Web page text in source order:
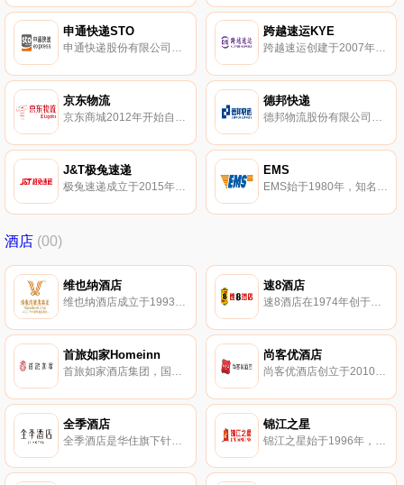
申通快递STO
申通快递股份有限公司，快递十大品牌，创于1993年。申通快递以提供传统快递服务为主，为国内大型C2C、B2C企业提供物流配送、第三方物流和仓储、代收货款、贵重物品通道等服务。
跨越速运KYE
跨越速运创建于2007年，简称KYE，专注“限时速运”的5A级大型现代化综合速运企业。跨越速运较早推出了当天达、次日达、隔日达服务三大时效产品，采用全直营模式，运力网络覆盖全国。
京东物流
京东商城2012年开始自营的快递，拥有多种物流配送模式，以其发货速度快而著称。京东物流拥有中小件、大件、冷藏冷冻仓配一体化物流设施，服务产品主要包括仓配服务、快递快运服务、大件服务、冷链服务、跨境服务等。
德邦快递
德邦物流股份有限公司，始于1996年，主营国内公路零担运输业务和空运代理。德邦物流可为客户提供代收货款、签单返回、保价运输、安全包装等增值服务。
J&T极兔速递
极兔速递成立于2015年，国内知名的科技创新型互联网快递服务供应商。极兔速递专注于为客户创造极致的快递和物流体验，业务涉及快递、快运、仓储及供应链等多元化领域。
EMS
EMS始于1980年，知名特快专递品牌，隶属中国邮政集团。邮政EMS主打国内及国际速递、合同物流、快货服务等业务的大型现代快递物流企业。
酒店 (00)
维也纳酒店
维也纳酒店成立于1993年，国内中档商务连锁酒店知名品牌，锦江国际集团旗下。维也纳酒店专注于为客户提供健康、舒适的高附加值产品及良好的睡眠体验。
速8酒店
速8酒店在1974年创于美国，全球知名的经济型连锁酒店品牌。速8酒店于2004年进入中国市场，酒店根据当地市场情况和自身喜好需求，融入地方特色和个性风格。
首旅如家Homeinn
首旅如家酒店集团，国内经济型酒店领先者，由原首旅酒店和如家酒店合并后的新集团。首旅如家拥有和颐酒店、如家精选酒店、如家酒店、莫泰酒店、云上四季酒店等知名酒店品牌。
尚客优酒店
尚客优酒店创立于2010年，定位时尚商务型中档酒店。尚客优酒店专注于二三线城市连锁酒店的发展，为大众消费人群提供干净、舒适、温馨的酒店住宿服务。本站提供尚客优酒店官网。
全季酒店
全季酒店是华住旗下针对中档酒店市场的有限服务酒店品牌，以简约而富有品质为设计风格。全季酒店致力于为智慧、练达的精英型商旅客人提供优质地段的选择。
锦江之星